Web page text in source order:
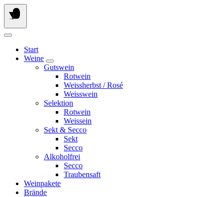
Springen
Sie
zum
Inhalt
Start
Weine
Gutswein
Rotwein
Weissherbst / Rosé
Weisswein
Selektion
Rotwein
Weissein
Sekt & Secco
Sekt
Secco
Alkoholfrei
Secco
Traubensaft
Weinpakete
Brände